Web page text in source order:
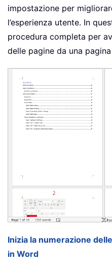
impostazione per
l’esperienza utente. In
procedura completa per
delle pagine da una
Inizia la numerazione
in Word